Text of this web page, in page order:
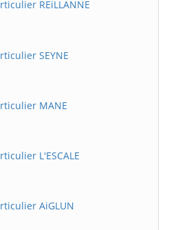
REiLLANNE
SEYNE
MANE
L'ESCALE
AiGLUN